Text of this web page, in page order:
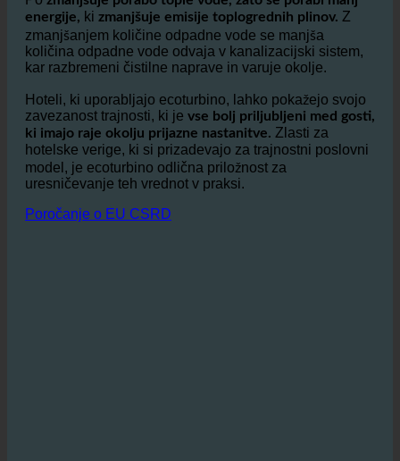
učinek na okolje in zmanjšuje ogljični odtis hotela.
Pozmanjšuje porabo tople vode, zato se porabi manj
energije,kizmanjšuje emisije toplogrednih plinov.Z
zmanjšanjem količine odpadne vode se manjša
količina odpadne vode odvaja v kanalizacijski sistem,
kar razbremeni čistilne naprave in varuje okolje.
Hoteli, ki uporabljajo ecoturbino, lahko pokažejo svojo
zavezanost trajnosti, ki jevse bolj priljubljeni med gosti,
ki imajo raje okolju prijazne nastanitve. Zlasti za
hotelske verige, ki si prizadevajo za trajnostni poslovni
model, je ecoturbino odlična priložnost za
uresničevanje teh vrednot v praksi.